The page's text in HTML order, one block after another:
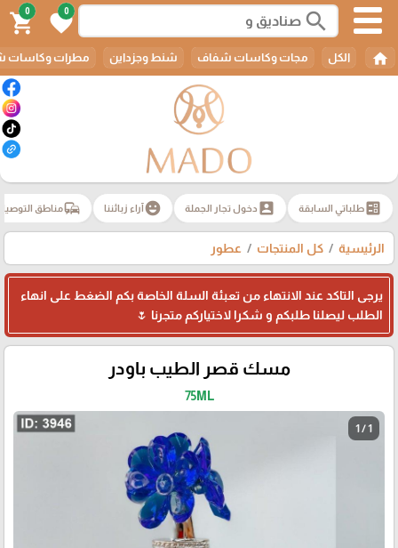
search
0
favorite
0
shopping_cart
home الكل مجات وكاسات شفاف شنط وجزداين مطرات وكاسات
ballotطلباتي السابقة account_box دخول تجار الجملة emoji_emotionsآراء زبائننا commuteمناطق
الرئيسية كل المنتجات عطور
يرجى التاكد عند الانتهاء من تعبئة السلة الخاصة بكم الضغط على انهاء
الطلب ليصلنا طلبكم و شكرا لاختياركم متجرنا 🌷
مسك قصر الطيب باودر
75ML
1 / 1